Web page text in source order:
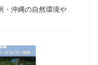
・沖縄の自然環境や